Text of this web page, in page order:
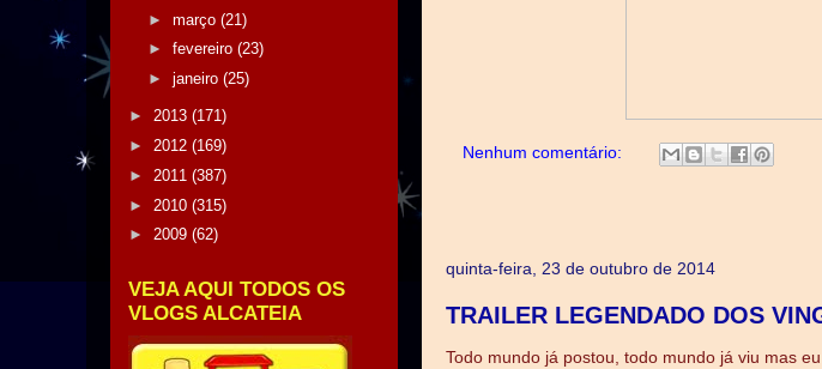
Nenhum comentário:
quinta-feira, 23 de outubro de 2014
TRAILER LEGENDADO DOS
Todo mundo já postou, todo mundo já viu mas
► março (21)
► fevereiro (23)
► janeiro (25)
► 2013 (171)
► 2012 (169)
► 2011 (387)
► 2010 (315)
► 2009 (62)
VEJA AQUI TODOS OS
VLOGS ALCATEIA